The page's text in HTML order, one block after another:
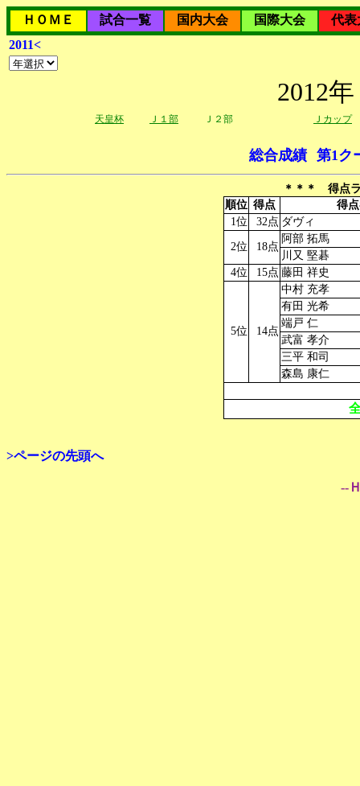
ＨＯＭＥ 試合一覧 国内大会 国際大会
代表
2011<
2012
天皇杯 Ｊ１部 Ｊ２部 Ｊカップ
総合成績 第1ク
＊＊＊ 得点
順位 得点
得
1位
32点 ダヴィ
2位 18点
阿部 拓馬
川又 堅碁
4位
15点 藤田 祥史
5位 14点
中村 充孝
有田 光希
端戸 仁
武富 孝介
三平 和司
森島 康仁
>ページの先頭へ
--